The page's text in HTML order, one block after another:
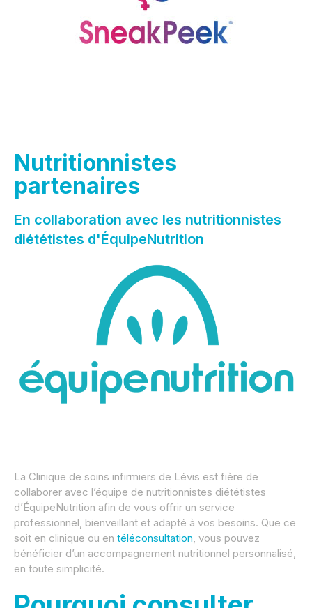
Nutritionnistes
partenaires
En collaboration avec les nutritionnistes
diététistes d'ÉquipeNutrition
La Clinique de soins infirmiers de Lévis est fière de
collaborer avec l’équipe de nutritionnistes diététistes
d’ÉquipeNutrition afin de vous offrir un service
professionnel, bienveillant et adapté à vos besoins. Que ce
soit en clinique ou en téléconsultation, vous pouvez
bénéficier d’un accompagnement nutritionnel personnalisé,
en toute simplicité.